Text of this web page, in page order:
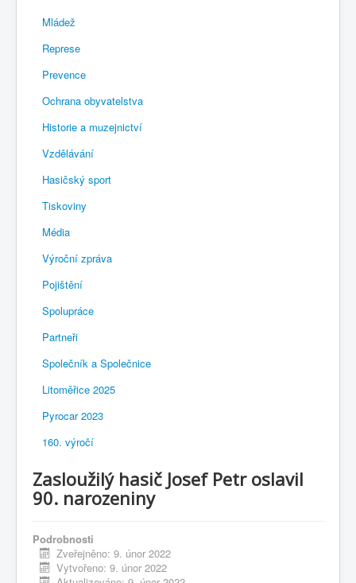
Mládež
Represe
Prevence
Ochrana obyvatelstva
Historie a muzejnictví
Vzdělávání
Hasičský sport
Tiskoviny
Média
Výroční zpráva
Pojištění
Spolupráce
Partneři
Společník a Společnice
Litoměřice 2025
Pyrocar 2023
160. výročí
Zasloužilý hasič Josef Petr oslavil
90. narozeniny
Podrobnosti
Zveřejněno: 9. únor 2022
Vytvořeno: 9. únor 2022